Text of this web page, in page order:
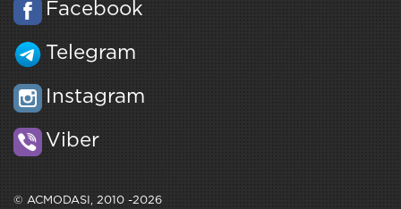
Facebook
Telegram
Instagram
Viber
© ACMODASI, 2010 -2026